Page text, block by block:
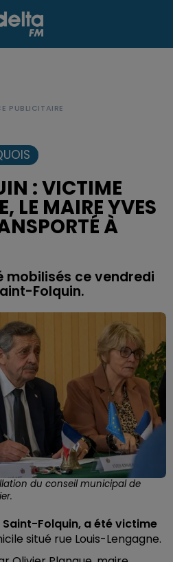
: VICTIME
LE MAIRE YVES
À
mobilisés ce vendredi
Folquin.
du conseil municipal de
Folquin, a été victime
situé rue Louis-Lengagne.